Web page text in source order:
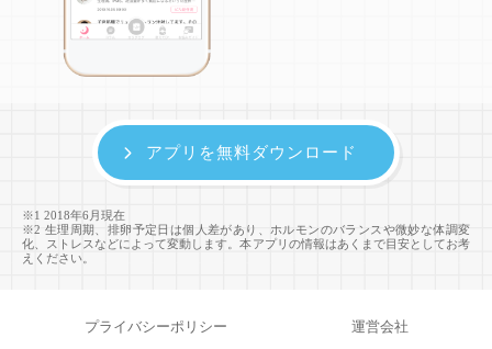
※1 2018年6月現在
※2 生理周期、排卵予定日は個人差があり、ホルモンのバランスや微妙な体調変
化、ストレスなどによって変動します。本アプリの情報はあくまで目安としてお考
えください。
アプリを無料ダウンロード
プライバシーポリシー 運営会社